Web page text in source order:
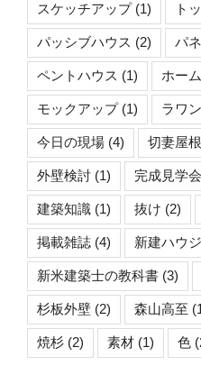
スケッチアップ(1) ト
パッシブハウス (2) パ
ペントハウス (1) ホー
モックアップ(1) ラワン
今日の現場 (4) 切妻屋根
外壁検討 (1) 完成見学会
建築知識 (1) 抜け (2)
掲載雑誌 (4) 新建ハウ
新米建築士の教科書 (3)
杉板外壁 (2) 森山高至
焼杉 (2) 素材 (1) 色